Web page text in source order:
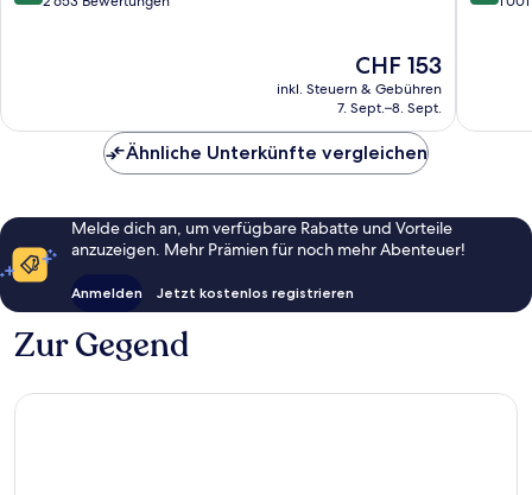
Der
Preis
beträgt
CHF 153
inkl. Steuern & Gebühren
7. Sept.–8. Sept.
Ähnliche Unterkünfte vergleichen
Melde dich an, um verfügbare Rabatte und Vorteile
anzuzeigen. Mehr Prämien für noch mehr Abenteuer!
Anmelden Jetzt kostenlos registrieren
Zur Gegend